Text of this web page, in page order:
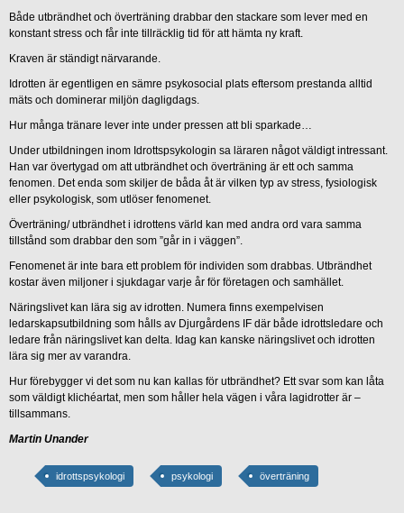
Både utbrändhet och överträning drabbar den stackare som lever med en
konstant stress och får inte tillräcklig tid för att hämta ny kraft.
Kraven är ständigt närvarande.
Idrotten är egentligen en sämre psykosocial plats eftersom prestanda alltid
mäts och dominerar miljön dagligdags.
Hur många tränare lever inte under pressen att bli sparkade…
Under utbildningen inom Idrottspsykologin sa läraren något väldigt intressant.
Han var övertygad om att utbrändhet och överträning är ett och samma
fenomen. Det enda som skiljer de båda åt är vilken typ av stress, fysiologisk
eller psykologisk, som utlöser fenomenet.
Överträning/ utbrändhet i idrottens värld kan med andra ord vara samma
tillstånd som drabbar den som ”går in i väggen”.
Fenomenet är inte bara ett problem för individen som drabbas. Utbrändhet
kostar även miljoner i sjukdagar varje år för företagen och samhället.
Näringslivet kan lära sig av idrotten. Numera finns exempelvisen
ledarskapsutbildning som hålls av Djurgårdens IF där både idrottsledare och
ledare från näringslivet kan delta. Idag kan kanske näringslivet och idrotten
lära sig mer av varandra.
Hur förebygger vi det som nu kan kallas för utbrändhet? Ett svar som kan låta
som väldigt klichéartat, men som håller hela vägen i våra lagidrotter är –
tillsammans.
Martin Unander
idrottspsykologi psykologi överträning